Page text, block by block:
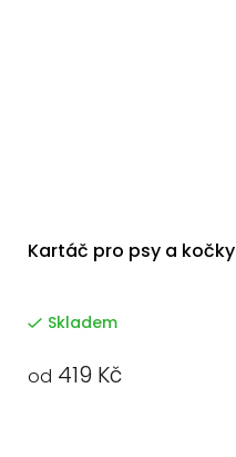
Kartáč pro psy a kočky
Skladem
od 419 Kč